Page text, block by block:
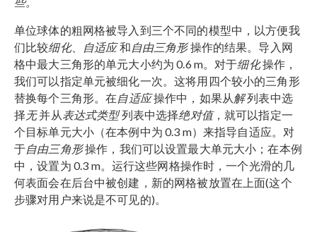
单位球体的粗网格被导入到三个不同的模型中，以方便我
们比较细化、 自适应和自由三角形操作的结果。导入网
格中最大三角形的单元大小约为 0.6 m。对于细化操作，
我们可以指定单元被细化一次。这将用四个较小的三角形
替换每个三角形。在自适应操作中，如果从 解列表中选
择无并从 表达式类型列表中选择绝对值，就可以指定一
个目标单元大小（在本例中为 0.3 m）来指导自适应。对
于自由三角形操作，我们可以设置最大单元大小；在本例
中，设置为 0.3 m。运行这些网格操作时，一个光滑的几
何表面会在后台中被创建，新的网格被放置在上面(这个
步骤对用户来说是不可见的)。